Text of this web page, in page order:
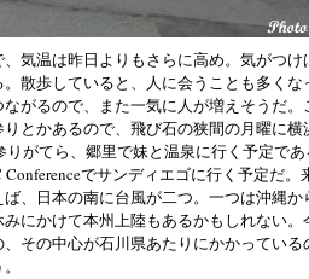
気温は昨日よりもさらに高め。気がつ
散歩していると、人に会うことも多く
がるので、また一気に人が増えそうだ
とかあるので、飛び石の狭間の月曜に
りがてら、郷里で妹と温泉に行く予定で
Conferenceでサンディエゴに行く予定だ
、日本の南に台風が二つ。一つは沖縄
にかけて本州上陸もあるかもしれない
その中心が石川県あたりにかかってい